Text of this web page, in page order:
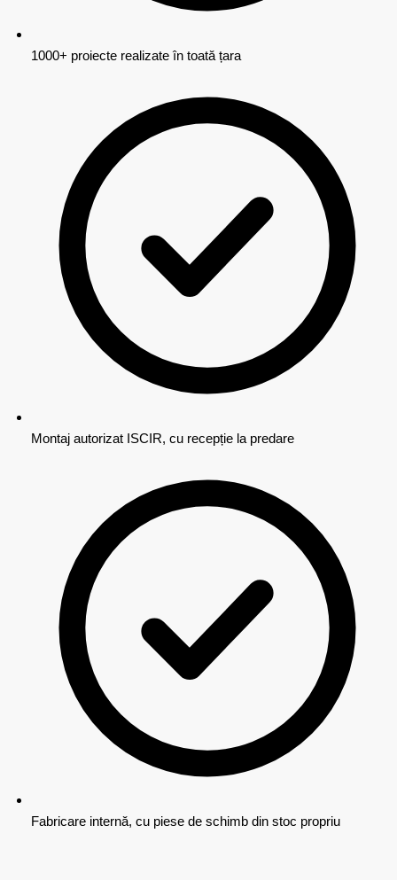
1000+ proiecte realizate în toată țara
Montaj autorizat ISCIR, cu recepție la predare
Fabricare internă, cu piese de schimb din stoc propriu